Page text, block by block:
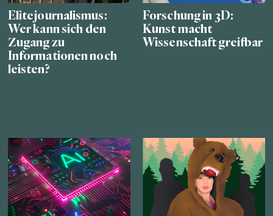
Elitejournalismus:
Wer kann sich den
Zugang zu
Informationen noch
leisten?
Forschung in 3D:
Kunst macht
Wissenschaft greifbar